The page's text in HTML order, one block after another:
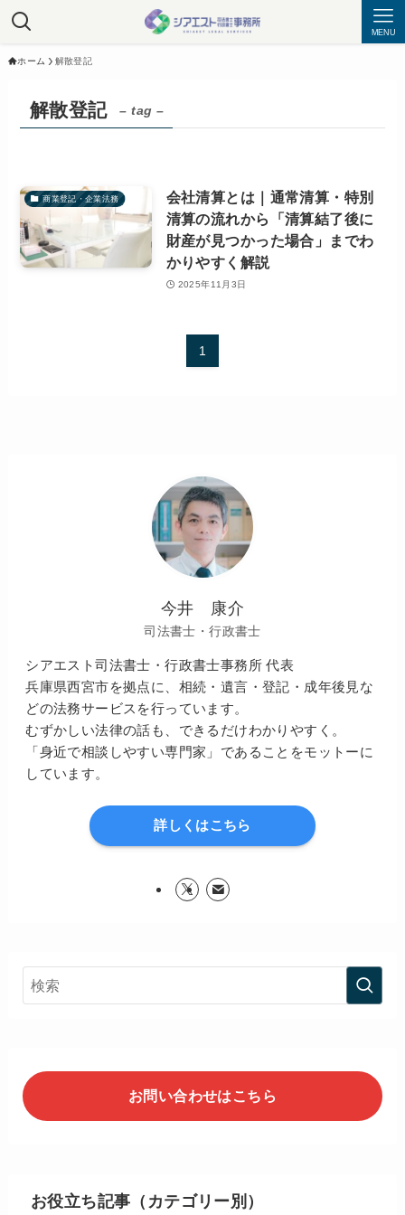
MENU
ホーム 解散登記
解散登記 – tag –
商業登記・企業法務
会社清算とは｜通常清算・特別
清算の流れから「清算結了後に
財産が見つかった場合」までわ
かりやすく解説
2025年11月3日
1
今井 康介
司法書士・行政書士
シアエスト司法書士・行政書士事務所 代表
兵庫県西宮市を拠点に、相続・遺言・登記・成年後見な
どの法務サービスを行っています。
むずかしい法律の話も、できるだけわかりやすく。
「身近で相談しやすい専門家」であることをモットーに
しています。
詳しくはこちら
お問い合わせはこちら
お役立ち記事（カテゴリー別）